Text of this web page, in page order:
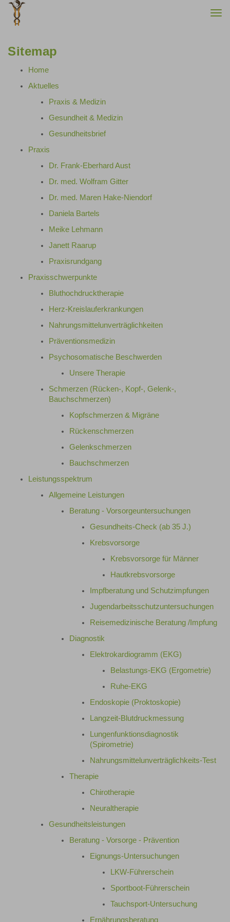
Sitemap
Home
Aktuelles
Praxis & Medizin
Gesundheit & Medizin
Gesundheitsbrief
Praxis
Dr. Frank-Eberhard Aust
Dr. med. Wolfram Gitter
Dr. med. Maren Hake-Niendorf
Daniela Bartels
Meike Lehmann
Janett Raarup
Praxisrundgang
Praxisschwerpunkte
Bluthochdrucktherapie
Herz-Kreislauferkrankungen
Nahrungsmittelunverträglichkeiten
Präventionsmedizin
Psychosomatische Beschwerden
Unsere Therapie
Schmerzen (Rücken-, Kopf-, Gelenk-,
Bauchschmerzen)
Kopfschmerzen & Migräne
Rückenschmerzen
Gelenkschmerzen
Bauchschmerzen
Leistungsspektrum
Allgemeine Leistungen
Beratung - Vorsorgeuntersuchungen
Gesundheits-Check (ab 35 J.)
Krebsvorsorge
Krebsvorsorge für Männer
Hautkrebsvorsorge
Impfberatung und Schutzimpfungen
Jugendarbeitsschutzuntersuchungen
Reisemedizinische Beratung /Impfung
Diagnostik
Elektrokardiogramm (EKG)
Belastungs-EKG (Ergometrie)
Ruhe-EKG
Endoskopie (Proktoskopie)
Langzeit-Blutdruckmessung
Lungenfunktionsdiagnostik
(Spirometrie)
Nahrungsmittelunverträglichkeits-Test
Therapie
Chirotherapie
Neuraltherapie
Gesundheitsleistungen
Beratung - Vorsorge - Prävention
Eignungs-Untersuchungen
LKW-Führerschein
Sportboot-Führerschein
Tauchsport-Untersuchung
Ernährungsberatung